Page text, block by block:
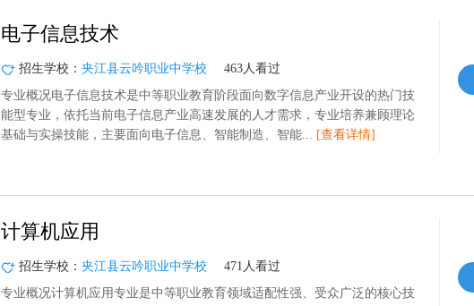
电子信息技术
招生学校： 夹江县云吟职业中学校
463人看过
专业概况电子信息技术是中等职业教育阶段面向数字信息产业开设的热门技
能型专业，依托当前电子信息产业高速发展的人才需求，专业培养兼顾理论
基础与实操技能，主要面向电子信息、智能制造、智能... [查看详情]
计算机应用
招生学校： 夹江县云吟职业中学校
471人看过
专业概况计算机应用专业是中等职业教育领域适配性强、受众广泛的核心技